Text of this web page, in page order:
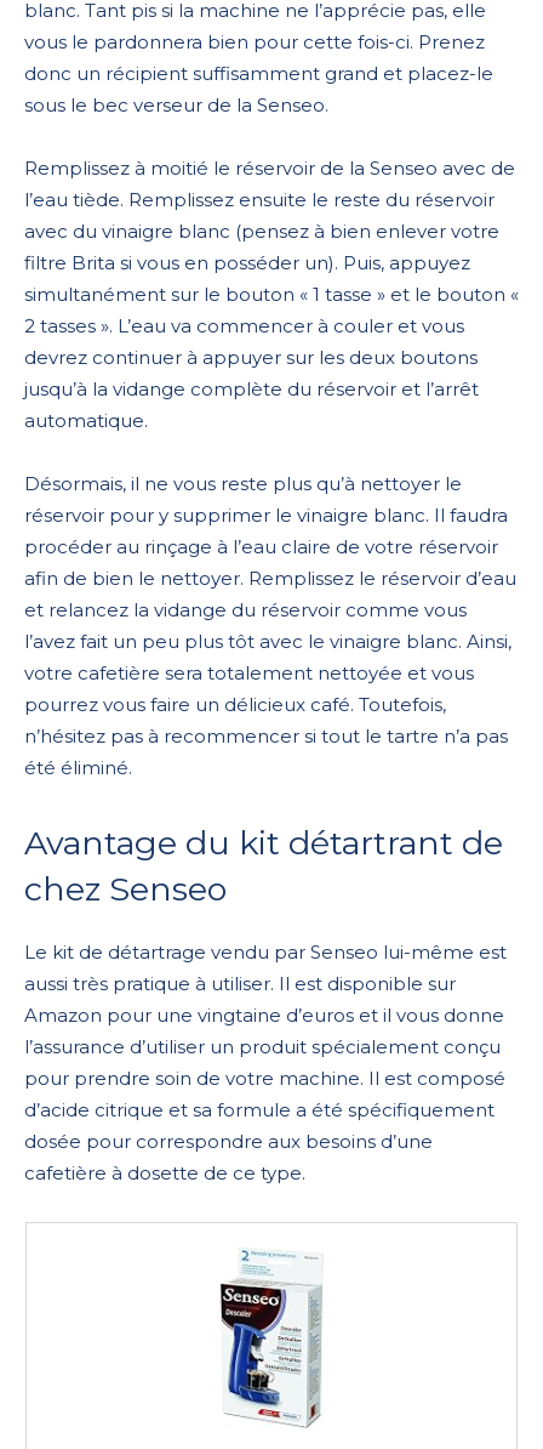
blanc. Tant pis si la machine ne l’apprécie pas, elle
vous le pardonnera bien pour cette fois-ci. Prenez
donc un récipient suffisamment grand et placez-le
sous le bec verseur de la Senseo.
Remplissez à moitié le réservoir de la Senseo avec de
l’eau tiède. Remplissez ensuite le reste du réservoir
avec du vinaigre blanc (pensez à bien enlever votre
filtre Brita si vous en posséder un). Puis, appuyez
simultanément sur le bouton « 1 tasse » et le bouton «
2 tasses ». L’eau va commencer à couler et vous
devrez continuer à appuyer sur les deux boutons
jusqu’à la vidange complète du réservoir et l’arrêt
automatique.
Désormais, il ne vous reste plus qu’à nettoyer le
réservoir pour y supprimer le vinaigre blanc. Il faudra
procéder au rinçage à l’eau claire de votre réservoir
afin de bien le nettoyer. Remplissez le réservoir d’eau
et relancez la vidange du réservoir comme vous
l’avez fait un peu plus tôt avec le vinaigre blanc. Ainsi,
votre cafetière sera totalement nettoyée et vous
pourrez vous faire un délicieux café. Toutefois,
n’hésitez pas à recommencer si tout le tartre n’a pas
été éliminé.
Avantage du kit détartrant de
chez Senseo
Le kit de détartrage vendu par Senseo lui-même est
aussi très pratique à utiliser. Il est disponible sur
Amazon pour une vingtaine d’euros et il vous donne
l’assurance d’utiliser un produit spécialement conçu
pour prendre soin de votre machine. Il est composé
d’acide citrique et sa formule a été spécifiquement
dosée pour correspondre aux besoins d’une
cafetière à dosette de ce type.